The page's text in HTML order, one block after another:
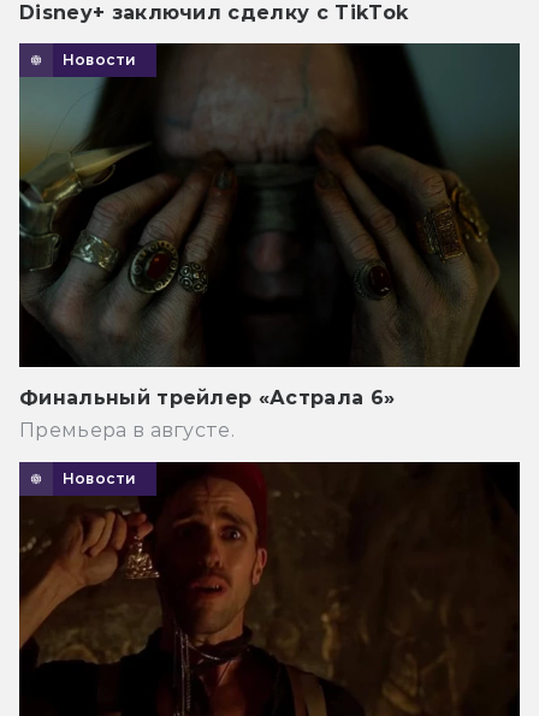
Disney+ заключил сделку с TikTok
Новости
Финальный трейлер «Астрала 6»
Премьера в августе.
Новости